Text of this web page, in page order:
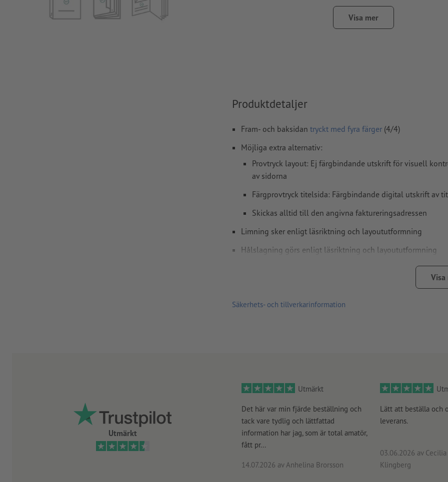
måste våra fullständigt inbäddade eller
övertrycksinställningar
kommentarerraderas och kommer inte att tryckas
Innehåll från formulärfält
Ryggradens tjocklek: 4 mm
Hur skapar jag utskriftsdata korrekt?
Visa mer
Produktdetaljer
Fram- och baksidan tryckt med fyra färger (4/4)
Möjliga extra alternativ:
Provtryck layout: Ej färgbindande utskrift för visuell
av sidorna
Färgprovtryck titelsida: Färgbindande digital utskrift av
Skickas alltid till den angivna faktureringsadressen
Limning sker enligt läsriktning och layoututformning
Hålslagning görs enligt läsriktning och layoututformning
Valfri perforering utförs enligt A-standard (ISO
Tryckprodukter på recyclingpapper är klimatneutrala utan
Visa
Säkerhets- och tillverkarinformation
Utmärkt
Utmärkt
Det här var min fjärde beställning och
tack vare tydlig och lättfattad
information har jag, som är total amatör,
fått pr...
14.07.2026 av Anhelina Brorsson
Lätt att beställa och
leverans.
03.06.2026 av
Klingberg